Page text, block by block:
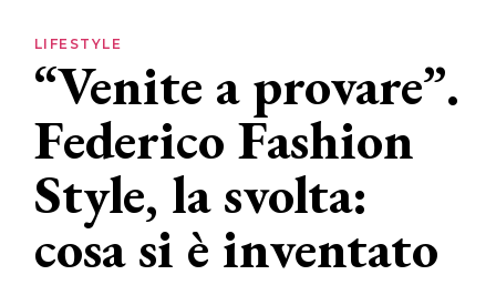
Lifestyle
News
News
LIFESTYLE
“Venite a provare”.
Federico Fashion
Style, la svolta:
cosa si è inventato